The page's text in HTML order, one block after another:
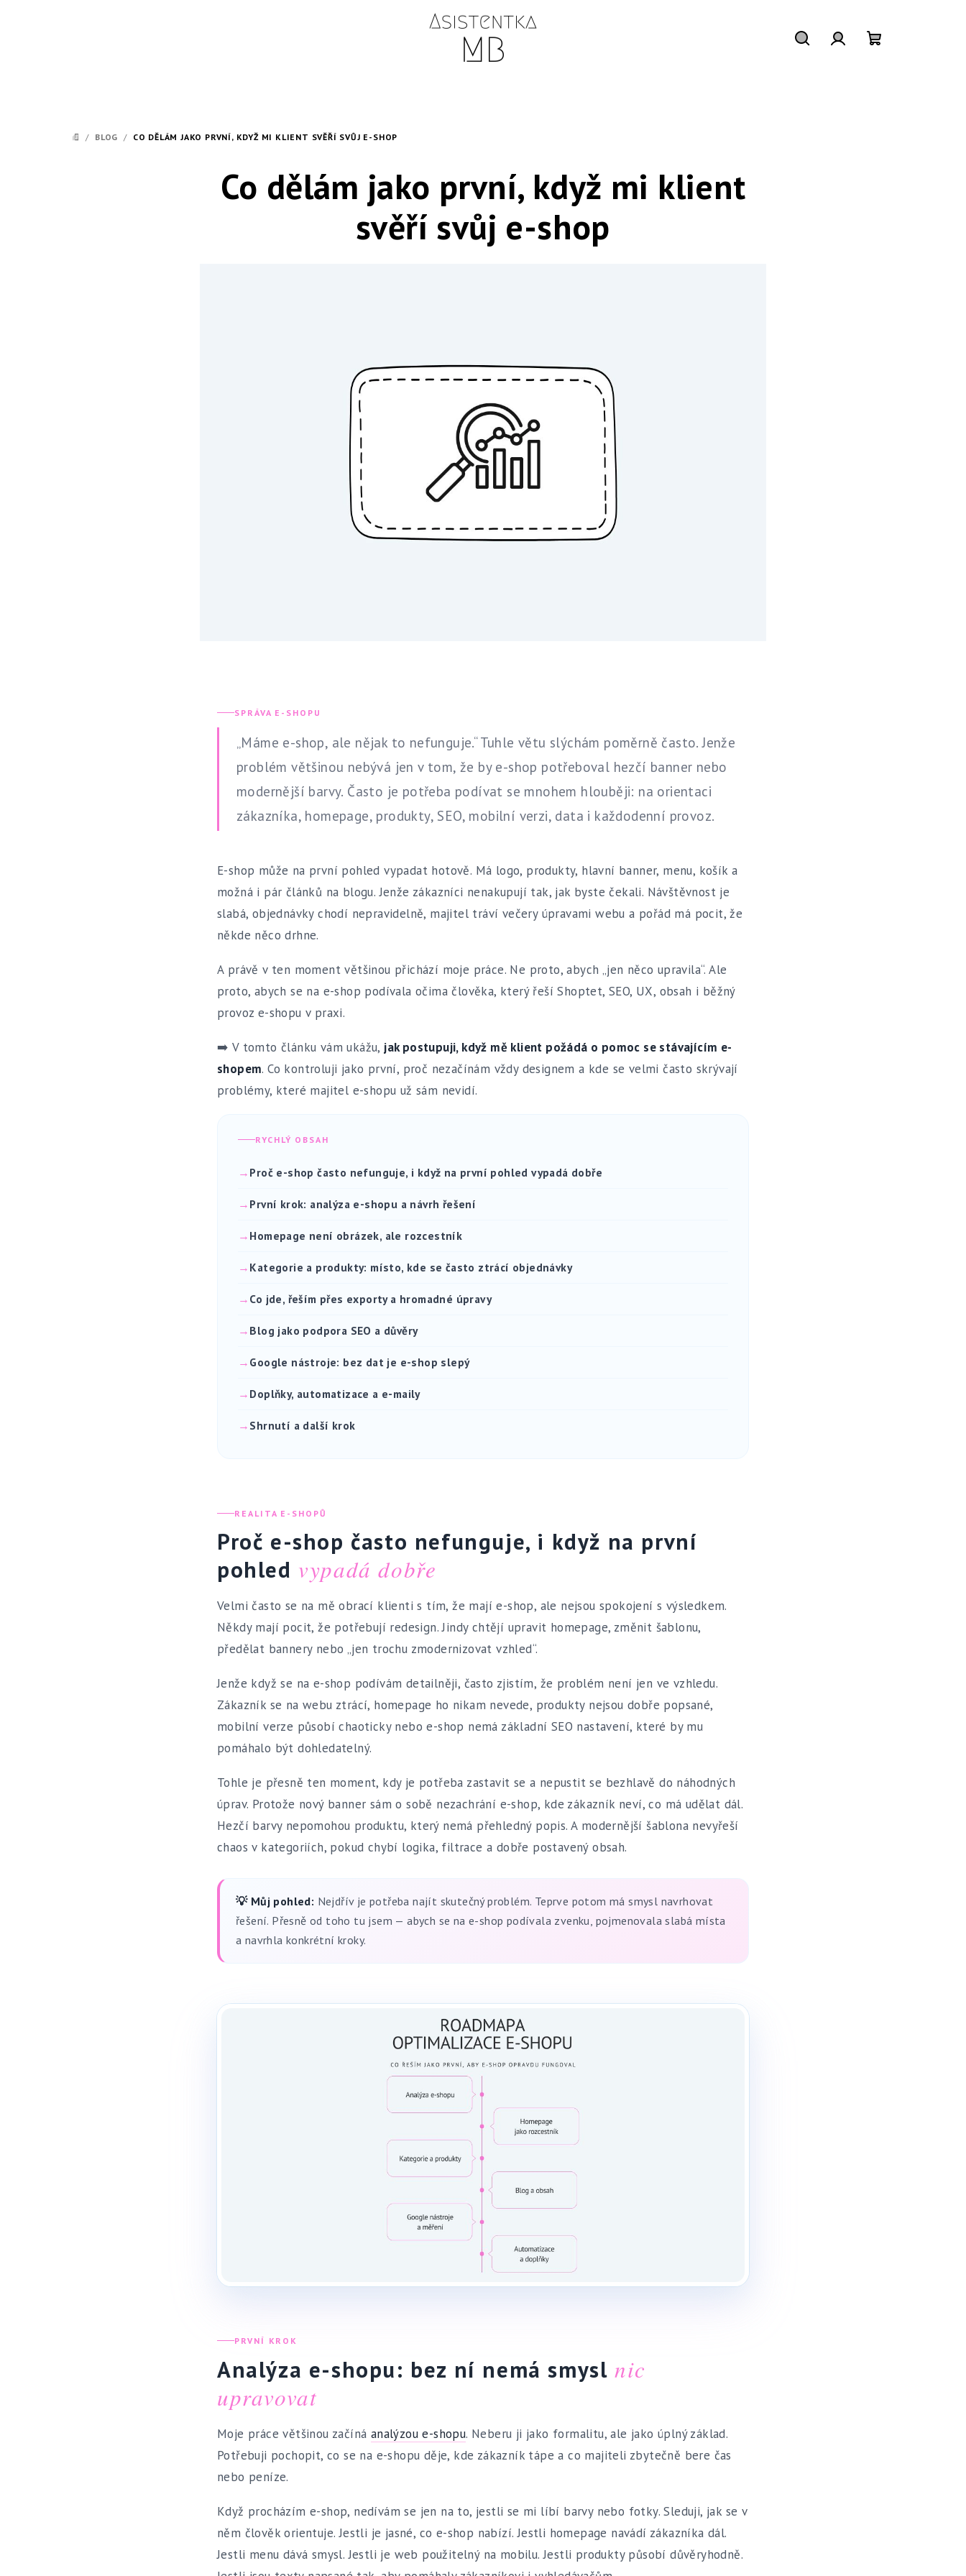
DOMŮ
/ BLOG / CO DĚLÁM JAKO PRVNÍ, KDYŽ MI KLIENT SVĚŘÍ SVŮJ E-SHOP
Co dělám jako první, když mi klient
svěří svůj e-shop
SPRÁVA E-SHOPU
„Máme e-shop, ale nějak to nefunguje.“ Tuhle větu slýchám poměrně často. Jenže
problém většinou nebývá jen v tom, že by e-shop potřeboval hezčí banner nebo
modernější barvy. Často je potřeba podívat se mnohem hlouběji: na orientaci
zákazníka, homepage, produkty, SEO, mobilní verzi, data i každodenní provoz.
E-shop může na první pohled vypadat hotově. Má logo, produkty, hlavní banner, menu, košík a
možná i pár článků na blogu. Jenže zákazníci nenakupují tak, jak byste čekali. Návštěvnost je
slabá, objednávky chodí nepravidelně, majitel tráví večery úpravami webu a pořád má pocit, že
někde něco drhne.
A právě v ten moment většinou přichází moje práce. Ne proto, abych „jen něco upravila“. Ale
proto, abych se na e-shop podívala očima člověka, který řeší Shoptet, SEO, UX, obsah i běžný
provoz e-shopu v praxi.
➡️ V tomto článku vám ukážu, jak postupuji, když mě klient požádá o pomoc se stávajícím e-
shopem. Co kontroluji jako první, proč nezačínám vždy designem a kde se velmi často skrývají
problémy, které majitel e-shopu už sám nevidí.
RYCHLÝ OBSAH
Proč e-shop často nefunguje, i když na první pohled vypadá dobře
První krok: analýza e-shopu a návrh řešení
Homepage není obrázek, ale rozcestník
Kategorie a produkty: místo, kde se často ztrácí objednávky
Co jde, řeším přes exporty a hromadné úpravy
Blog jako podpora SEO a důvěry
Google nástroje: bez dat je e-shop slepý
Doplňky, automatizace a e-maily
Shrnutí a další krok
REALITA E-SHOPŮ
Proč e-shop často nefunguje, i když na první
pohled vypadá dobře
Velmi často se na mě obrací klienti s tím, že mají e-shop, ale nejsou spokojení s výsledkem.
Někdy mají pocit, že potřebují redesign. Jindy chtějí upravit homepage, změnit šablonu,
předělat bannery nebo „jen trochu zmodernizovat vzhled“.
Jenže když se na e-shop podívám detailněji, často zjistím, že problém není jen ve vzhledu.
Zákazník se na webu ztrácí, homepage ho nikam nevede, produkty nejsou dobře popsané,
mobilní verze působí chaoticky nebo e-shop nemá základní SEO nastavení, které by mu
pomáhalo být dohledatelný.
Tohle je přesně ten moment, kdy je potřeba zastavit se a nepustit se bezhlavě do náhodných
úprav. Protože nový banner sám o sobě nezachrání e-shop, kde zákazník neví, co má udělat dál.
Hezčí barvy nepomohou produktu, který nemá přehledný popis. A modernější šablona nevyřeší
chaos v kategoriích, pokud chybí logika, filtrace a dobře postavený obsah.
💡 Můj pohled: Nejdřív je potřeba najít skutečný problém. Teprve potom má smysl navrhovat
řešení. Přesně od toho tu jsem — abych se na e-shop podívala zvenku, pojmenovala slabá místa
a navrhla konkrétní kroky.
PRVNÍ KROK
Analýza e-shopu: bez ní nemá smysl nic
upravovat
Moje práce většinou začíná analýzou e-shopu. Neberu ji jako formalitu, ale jako úplný základ.
Potřebuji pochopit, co se na e-shopu děje, kde zákazník tápe a co majiteli zbytečně bere čas
nebo peníze.
Když procházím e-shop, nedívám se jen na to, jestli se mi líbí barvy nebo fotky. Sleduji, jak se v
něm člověk orientuje. Jestli je jasné, co e-shop nabízí. Jestli homepage navádí zákazníka dál.
Jestli menu dává smysl. Jestli je web použitelný na mobilu. Jestli produkty působí důvěryhodně.